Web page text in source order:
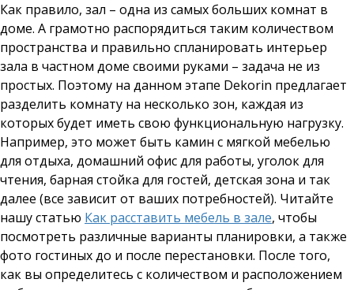
Как правило, зал – одна из самых больших комнат в
доме. А грамотно распорядиться таким количеством
пространства и правильно спланировать интерьер
зала в частном доме своими руками – задача не из
простых. Поэтому на данном этапе Dekorin предлагает
разделить комнату на несколько зон, каждая из
которых будет иметь свою функциональную нагрузку.
Например, это может быть камин с мягкой мебелью
для отдыха, домашний офис для работы, уголок для
чтения, барная стойка для гостей, детская зона и так
далее (все зависит от ваших потребностей). Читайте
нашу статью Как расставить мебель в зале, чтобы
посмотреть различные варианты планировки, а также
фото гостиных до и после перестановки. После того,
как вы определитесь с количеством и расположением